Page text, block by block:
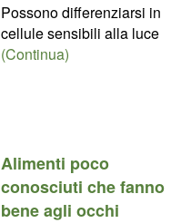
Possono differenziarsi in
cellule sensibili alla luce
(Continua)
Alimenti poco
conosciuti che fanno
bene agli occhi